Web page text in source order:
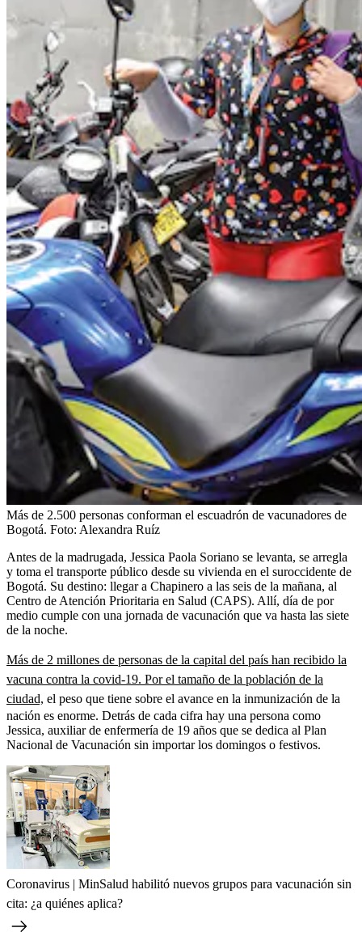
Más de 2.500 personas conforman el escuadrón de vacunadores de
Bogotá. Foto: Alexandra Ruíz
Antes de la madrugada, Jessica Paola Soriano se levanta, se arregla
y toma el transporte público desde su vivienda en el suroccidente de
Bogotá. Su destino: llegar a Chapinero a las seis de la mañana, al
Centro de Atención Prioritaria en Salud (CAPS). Allí, día de por
medio cumple con una jornada de vacunación que va hasta las siete
de la noche.
Más de 2 millones de personas de la capital del país han recibido la
vacuna contra la covid-19. Por el tamaño de la población de la
ciudad, el peso que tiene sobre el avance en la inmunización de la
nación es enorme. Detrás de cada cifra hay una persona como
Jessica, auxiliar de enfermería de 19 años que se dedica al Plan
Nacional de Vacunación sin importar los domingos o festivos.
Coronavirus | MinSalud habilitó nuevos grupos para vacunación sin
cita: ¿a quiénes aplica?